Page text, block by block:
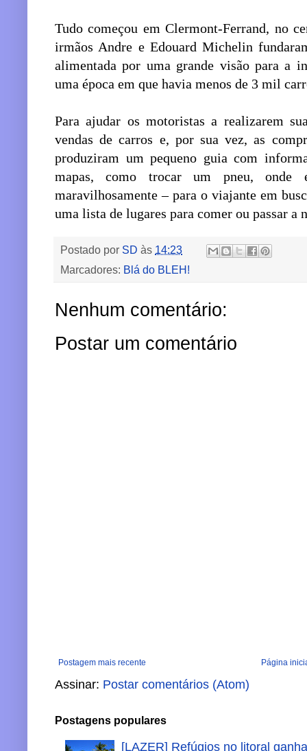
Tudo começou em Clermont-Ferrand, no
irmãos Andre e Edouard Michelin
alimentada por uma grande visão para a
uma época em que havia menos de 3 mil
Para ajudar os motoristas a realizarem
vendas de carros e, por sua vez, as
produziram um pequeno guia com
mapas, como trocar um pneu, onde
maravilhosamente – para o viajante em
uma lista de lugares para comer ou passar a
Postado por SD às 14:23
Marcadores: Blá do BLEH!
Nenhum comentário:
Postar um comentário
Postagem mais recente Página
Assinar: Postar comentários (Atom)
Postagens populares
[LAZER] Refúgios no litoral